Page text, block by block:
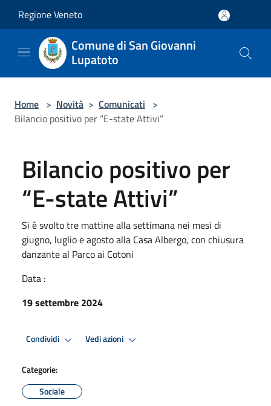
Regione Veneto
Comune di San Giovanni
Lupatoto
Home > Novità > Comunicati >
Bilancio positivo per “E-state Attivi”
Bilancio positivo per
“E-state Attivi”
Si è svolto tre mattine alla settimana nei mesi di
giugno, luglio e agosto alla Casa Albergo, con chiusura
danzante al Parco ai Cotoni
Data :
19 settembre 2024
Condividi Vedi azioni
Categorie:
Sociale